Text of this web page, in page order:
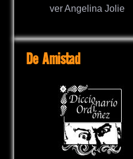
ver Angelina Jolie
De Amistad